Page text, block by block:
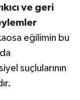
ve geri
eğilimin bu
suçlularının